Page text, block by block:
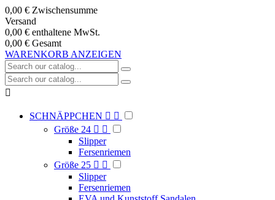
0,00 € Zwischensumme
Versand
0,00 € enthaltene MwSt.
0,00 € Gesamt
WARENKORB ANZEIGEN

SCHNÄPPCHEN  
Größe 24  
Slipper
Fersenriemen
Größe 25  
Slipper
Fersenriemen